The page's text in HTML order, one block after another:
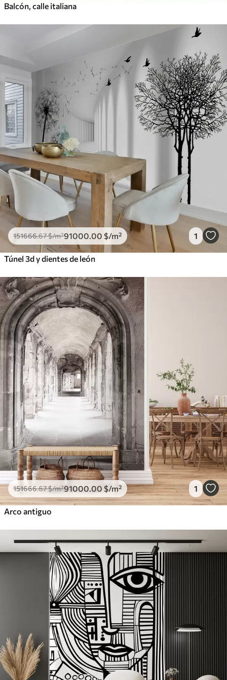
Balcón, calle italiana
151666.67$/m²91000 .00 $/m² 1
Túnel 3d y dientes de león
151666.67$/m²91000 .00 $/m² 1
Arco antiguo